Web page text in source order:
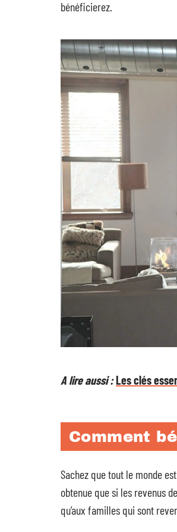
bénéficierez.
A lire aussi :Les clés
Comment
Sachez que tout le monde
obtenue que si les revenus de
qu’aux familles qui sont